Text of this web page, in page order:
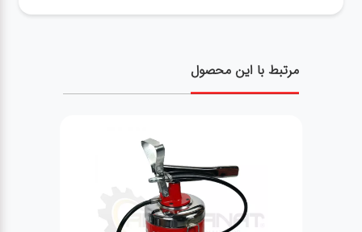
مرتبط با این محصول